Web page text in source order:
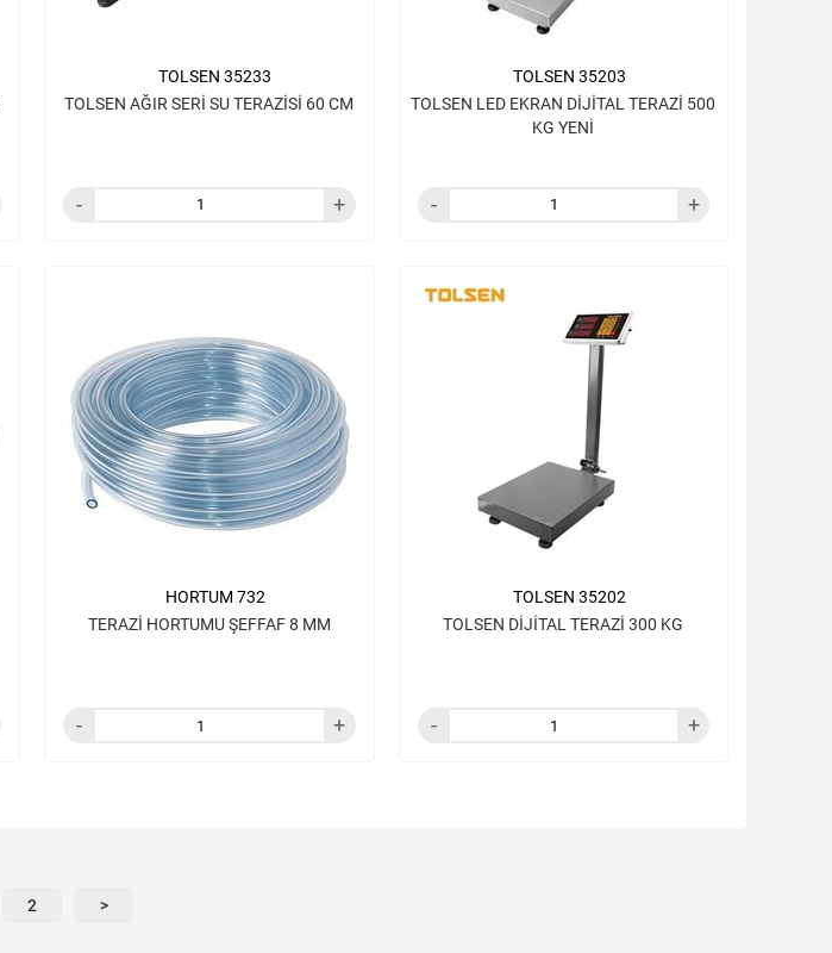
TOLSEN AĞIR SERİ SU TERAZİSİ 60 CM
TOLSEN 35233
TOLSEN LED EKRAN DİJİTAL TERAZİ 500
KG YENİ
TOLSEN 35203
TERAZİ HORTUMU ŞEFFAF 8 MM
HORTUM 732
TOLSEN DİJİTAL TERAZİ 300 KG
TOLSEN 35202
2 >